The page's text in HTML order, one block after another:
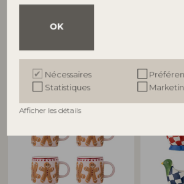
OK
Nécessaires
Statistiques
Afficher les détails
82063278
D16xH1,5 cm, Set of 4
74,90